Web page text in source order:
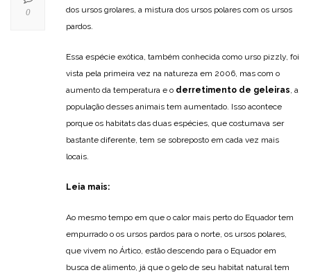
dos ursos grolares, a mistura dos ursos polares com os ursos
pardos.
Essa espécie exótica, também conhecida como urso pizzly, foi
vista pela primeira vez na natureza em 2006, mas com o
aumento da temperatura e o derretimento de geleiras, a
população desses animais tem aumentado. Isso acontece
porque os habitats das duas espécies, que costumava ser
bastante diferente, tem se sobreposto em cada vez mais
locais.
Leia mais:
Ao mesmo tempo em que o calor mais perto do Equador tem
empurrado o os ursos pardos para o norte, os ursos polares,
que vivem no Ártico, estão descendo para o Equador em
busca de alimento, já que o gelo de seu habitat natural tem
0